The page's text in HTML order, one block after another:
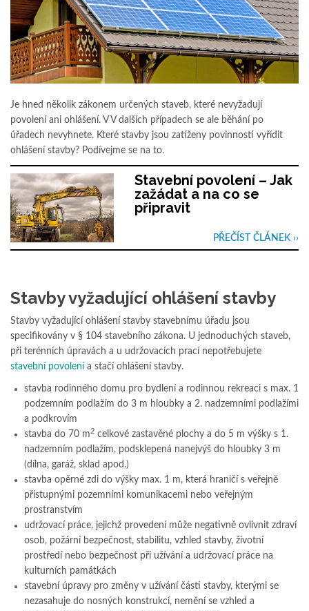
Je hned několik zákonem určených staveb, které nevyžadují
povolení ani ohlášení. V V dalších případech se ale běhání po
úřadech nevyhnete. Které stavby jsou zatíženy povinností vyřídit
ohlášení stavby? Podívejme se na to.
Stavební povolení – Jak
zažádat a na co se
připravit
PŘEČÍST ČLÁNEK ››
Stavby vyžadující ohlášení stavby
Stavby vyžadující ohlášení stavby stavebnímu úřadu jsou
specifikovány v § 104 stavebního zákona. U jednoduchých staveb,
při terénních úpravách a u udržovacích prací nepotřebujete
stavební povolení a stačí ohlášení stavby.
stavba rodinného domu pro bydlení a rodinnou rekreaci s max. 1
podzemním podlažím do 3 m hloubky a 2. nadzemními podlažími
a podkrovím
stavba do 70 m2 celkové zastavěné plochy a do 5 m výšky s 1.
nadzemním podlažím, podsklepená nanejvýš do hloubky 3 m
(dílna, garáž, sklad apod.)
stavba opěrné zdi do výšky max. 1 m, která hraničí s veřejně
přístupnými pozemními komunikacemi nebo veřejným
prostranstvím
udržovací práce, jejichž provedení může negativně ovlivnit zdraví
osob, požární bezpečnost, stabilitu, vzhled stavby, životní
prostředí nebo bezpečnost při užívání a udržovací práce na
kulturních památkách
stavební úpravy pro změny v užívání části stavby, kterými se
nezasahuje do nosných konstrukcí, nemění se vzhled a